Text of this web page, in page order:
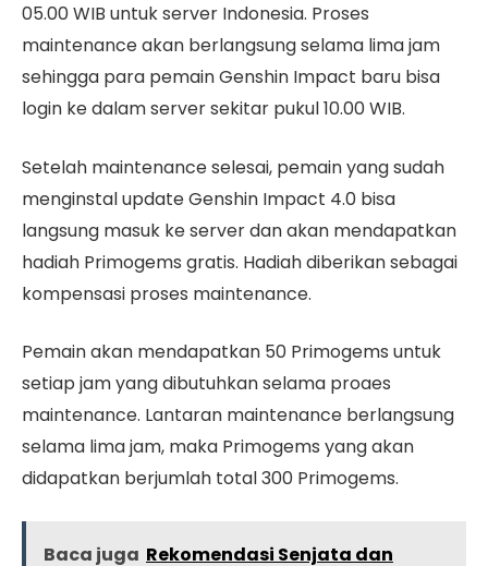
05.00 WIB untuk server Indonesia. Proses
maintenance akan berlangsung selama lima jam
sehingga para pemain Genshin Impact baru bisa
login ke dalam server sekitar pukul 10.00 WIB.
Setelah maintenance selesai, pemain yang sudah
menginstal update Genshin Impact 4.0 bisa
langsung masuk ke server dan akan mendapatkan
hadiah Primogems gratis. Hadiah diberikan sebagai
kompensasi proses maintenance.
Pemain akan mendapatkan 50 Primogems untuk
setiap jam yang dibutuhkan selama proaes
maintenance. Lantaran maintenance berlangsung
selama lima jam, maka Primogems yang akan
didapatkan berjumlah total 300 Primogems.
Baca juga Rekomendasi Senjata dan